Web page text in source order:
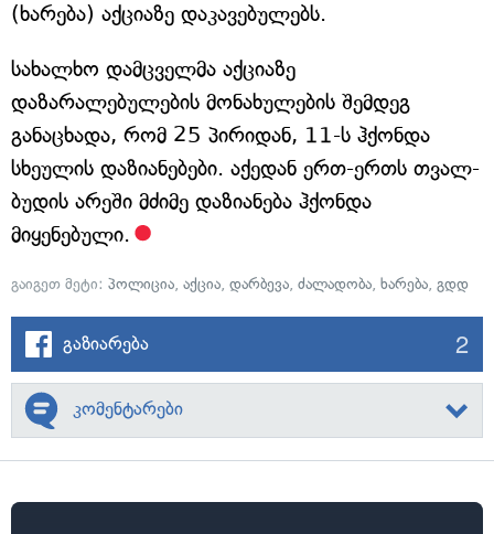
(ხარება) აქციაზე დაკავებულებს.
სახალხო დამცველმა აქციაზე
დაზარალებულების მონახულების შემდეგ
განაცხადა, რომ 25 პირიდან, 11-ს ჰქონდა
სხეულის დაზიანებები. აქედან ერთ-ერთს თვალ-
ბუდის არეში მძიმე დაზიანება ჰქონდა
მიყენებული.
გაიგეთ მეტი: პოლიცია, აქცია, დარბევა, ძალადობა, ხარება, გდდ
გაზიარება 2
კომენტარები